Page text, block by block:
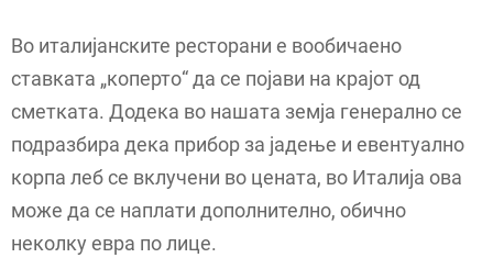
Во италијанските ресторани е вообичаено
ставката „коперто“ да се појави на крајот од
сметката. Додека во нашата земја генерално се
подразбира дека прибор за јадење и евентуално
корпа леб се вклучени во цената, во Италија ова
може да се наплати дополнително, обично
неколку евра по лице.